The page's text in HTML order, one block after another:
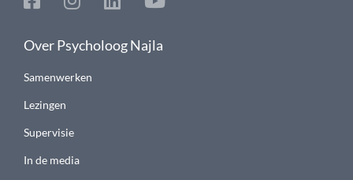
Over Psycholoog Najla
Samenwerken
Lezingen
Supervisie
In de media